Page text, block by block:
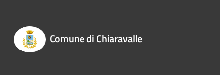
Comune di Chiaravalle